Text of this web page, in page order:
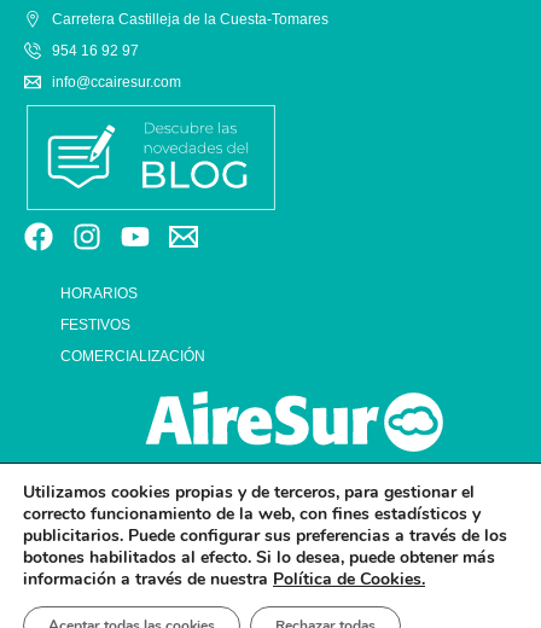
Carretera Castilleja de la Cuesta-Tomares
954 16 92 97
info@ccairesur.com
HORARIOS
FESTIVOS
COMERCIALIZACIÓN
Utilizamos cookies propias y de terceros, para gestionar el
correcto funcionamiento de la web, con fines estadísticos y
publicitarios. Puede configurar sus preferencias a través de los
botones habilitados al efecto. Si lo desea, puede obtener más
información a través de nuestra Política de Cookies.